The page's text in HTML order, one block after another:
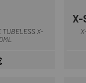
TUBELESS X-
X-